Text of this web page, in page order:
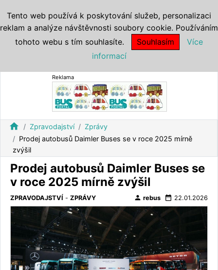
Reklama
home Zpravodajství
Zprávy
Prodej autobusů Daimler Buses se v roce 2025 mírně
zvýšil
Prodej autobusů Daimler Buses se
v roce 2025 mírně zvýšil
ZPRAVODAJSTVÍ - ZPRÁVY person rebus date_range 22.01.2026
Tento web používá k poskytování služeb, personalizaci
reklam a analýze návštěvnosti soubory cookie. Používáním
tohoto webu s tím souhlasíte.
Souhlasím
Více
informací